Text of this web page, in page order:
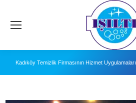
Kadıköy Temizlik Firmasının Hizmet Uygulamaları